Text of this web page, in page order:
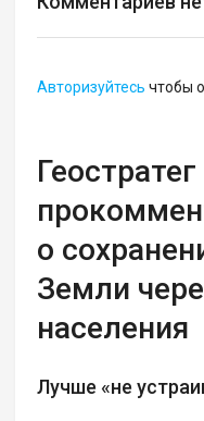
Авторизуйтесь чтобы
о
Земли
населения
Лучше «не